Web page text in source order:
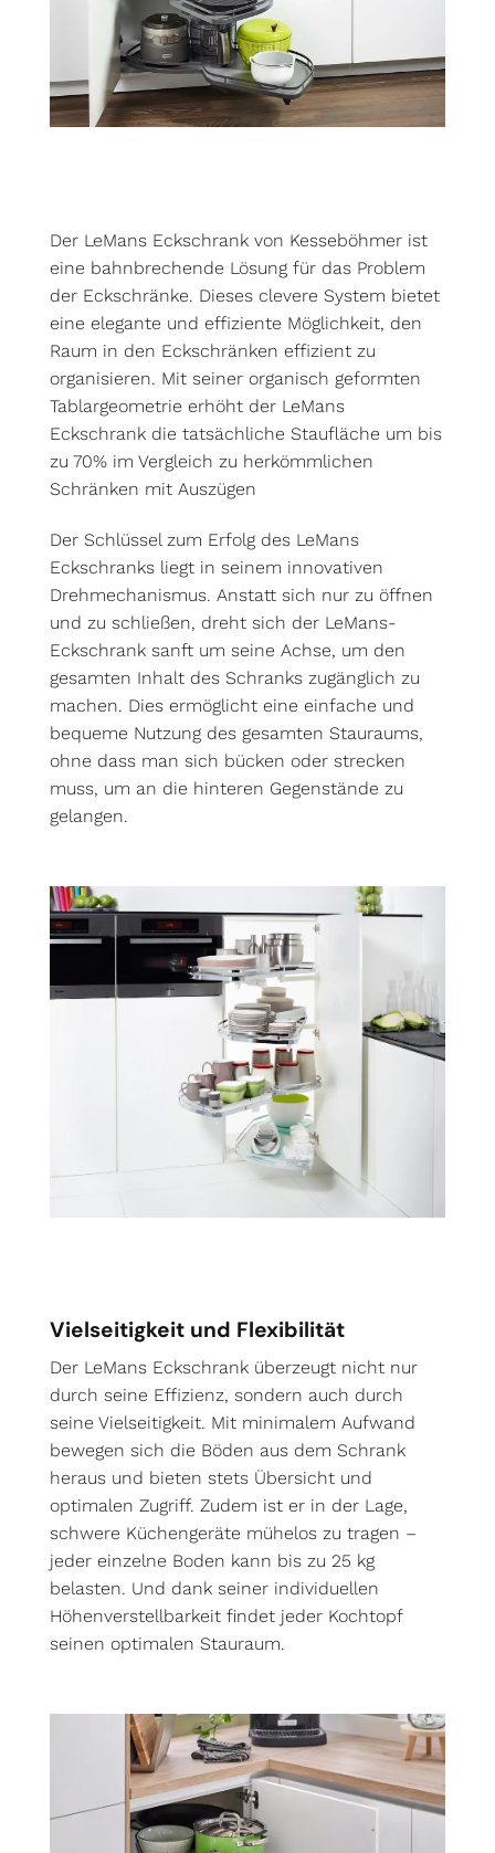
Der LeMans Eckschrank von Kesseböhmer ist
eine bahnbrechende Lösung für das Problem
der Eckschränke. Dieses clevere System bietet
eine elegante und effiziente Möglichkeit, den
Raum in den Eckschränken effizient zu
organisieren. Mit seiner organisch geformten
Tablargeometrie erhöht der LeMans
Eckschrank die tatsächliche Staufläche um bis
zu 70% im Vergleich zu herkömmlichen
Schränken mit Auszügen
Der Schlüssel zum Erfolg des LeMans
Eckschranks liegt in seinem innovativen
Drehmechanismus. Anstatt sich nur zu öffnen
und zu schließen, dreht sich der LeMans-
Eckschrank sanft um seine Achse, um den
gesamten Inhalt des Schranks zugänglich zu
machen. Dies ermöglicht eine einfache und
bequeme Nutzung des gesamten Stauraums,
ohne dass man sich bücken oder strecken
muss, um an die hinteren Gegenstände zu
gelangen.
Vielseitigkeit und Flexibilität
Der LeMans Eckschrank überzeugt nicht nur
durch seine Effizienz, sondern auch durch
seine Vielseitigkeit. Mit minimalem Aufwand
bewegen sich die Böden aus dem Schrank
heraus und bieten stets Übersicht und
optimalen Zugriff. Zudem ist er in der Lage,
schwere Küchengeräte mühelos zu tragen –
jeder einzelne Boden kann bis zu 25 kg
belasten. Und dank seiner individuellen
Höhenverstellbarkeit findet jeder Kochtopf
seinen optimalen Stauraum.